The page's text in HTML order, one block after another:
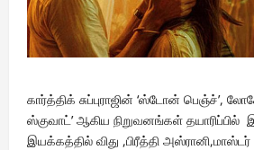
கார்த்திக் சுப்புராஜின் ‘ஸ்டோன் பெஞ்ச்’,
ஸ்குவாட்’ ஆகிய நிறுவனங்கள் தயாரிப்பில்
இயக்கத்தில் விது ,பிரீத்தி